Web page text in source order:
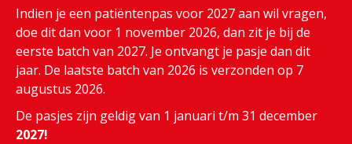
Indien je een patiëntenpas voor 2027 aan wil vragen,
doe dit dan voor 1 november 2026, dan zit je bij de
eerste batch van 2027. Je ontvangt je pasje dan dit
jaar. De laatste batch van 2026 is verzonden op 7
augustus 2026.
De pasjes zijn geldig van 1 januari t/m 31 december
2027!